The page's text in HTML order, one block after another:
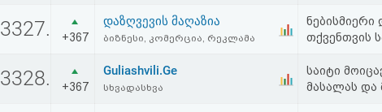
შეთანხმება
პასუხისმგებლობის
3327. +367
დაზღვევის მაღაზია
ბიზნესი, კომერცია, რეკლამა
ნებისმიერი
თქვენთვის
3328. +367
Guliashvili.Ge
სხვადასხვა
საიტი
მასალას და